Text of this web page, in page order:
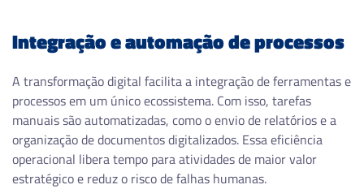
Integração e automação de processos
A transformação digital facilita a integração de ferramentas e
processos em um único ecossistema. Com isso, tarefas
manuais são automatizadas, como o envio de relatórios e a
organização de documentos digitalizados. Essa eficiência
operacional libera tempo para atividades de maior valor
estratégico e reduz o risco de falhas humanas.